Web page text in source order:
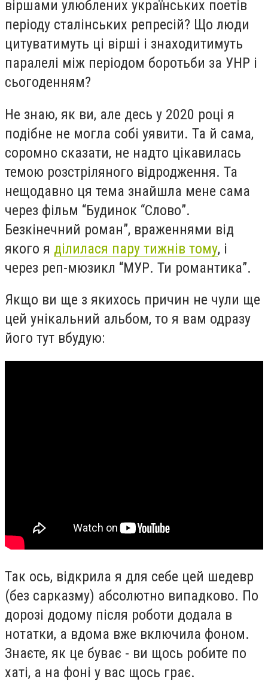
віршами улюблених українських поетів
періоду сталінських репресій? Що люди
цитуватимуть ці вірші і знаходитимуть
паралелі між періодом боротьби за УНР і
сьогоденням?
Не знаю, як ви, але десь у 2020 році я
подібне не могла собі уявити. Та й сама,
соромно сказати, не надто цікавилась
темою розстріляного відродження. Та
нещодавно ця тема знайшла мене сама
через фільм “Будинок “Слово”.
Безкінечний роман”, враженнями від
якого я ділилася пару тижнів тому, і
через реп-мюзикл “МУР. Ти романтика”.
Якщо ви ще з якихось причин не чули ще
цей унікальний альбом, то я вам одразу
його тут вбудую:
Так ось, відкрила я для себе цей шедевр
(без сарказму) абсолютно випадково. По
дорозі додому після роботи додала в
нотатки, а вдома вже включила фоном.
Знаєте, як це буває - ви щось робите по
хаті, а на фоні у вас щось грає.